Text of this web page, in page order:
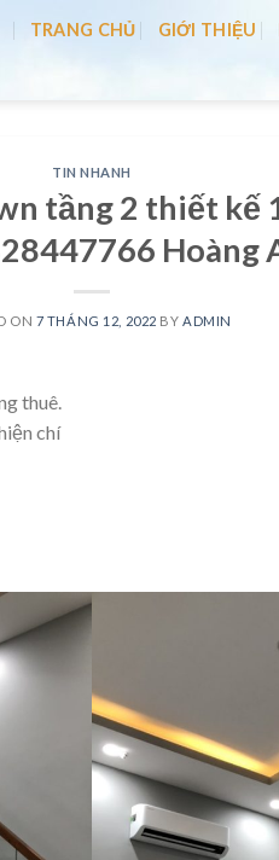
TRANG CHỦ GIỚI THIỆU
TIN NHANH
tầng 2 thiết kế
Hoàng
ON 7 THÁNG 12, 2022 BY ADMIN
thuê.
chí